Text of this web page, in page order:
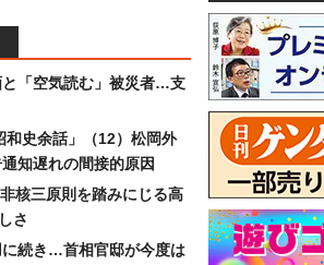
と「空気読む」被災者…支
和史余話」（12）松岡外
知遅れの間接的原因
核三原則を踏みにじる高
さ
続き…首相官邸が今度は